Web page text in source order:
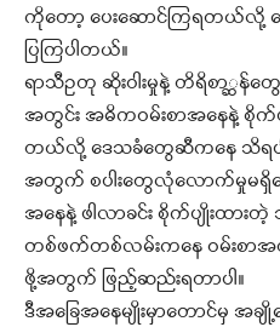
ကိုတော့ ပေးဆောင်ကြရတယ်လို့
ပြကြပါတယ်။
ရာသီဥတု ဆိုးဝါးမှုနဲ့ တိရိစာ္ဆန်တွ
အတွင်း အဓိကဝမ်းစာအနေနဲ့ စိုက်
တယ်လို့ ဒေသခံတွေဆီကနေ သိရပါ
အတွက် စပါးတွေလုံလောက်မှုမရှိတ
အနေနဲ့ ဖါလာခင်း စိုက်ပျိုးထား
တစ်ဖက်တစ်လမ်းကနေ ဝမ်းစာအ
ဖို့အတွက် ဖြည့်ဆည်းရတာပါ။
ဒီအခြေအနေမျိုးမှာတောင်မှ